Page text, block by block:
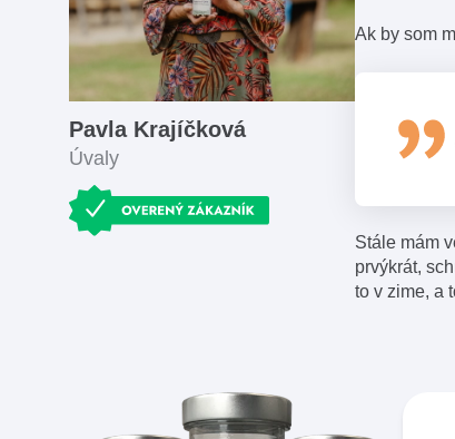
Pavla Krajíčková
Úvaly
Ak by som
Stále mám
prvýkrát,
to v zime, a